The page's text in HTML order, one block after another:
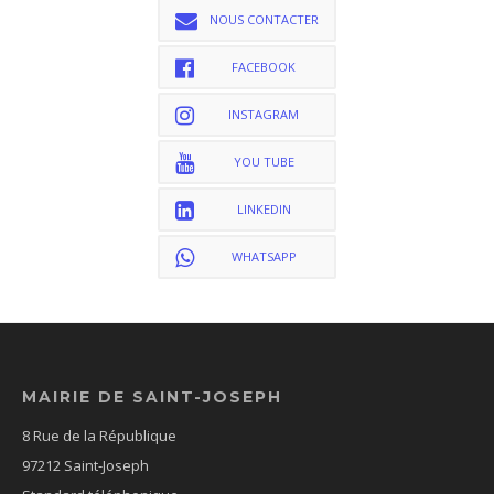
NOUS CONTACTER
FACEBOOK
INSTAGRAM
YOU TUBE
LINKEDIN
WHATSAPP
MAIRIE DE SAINT-JOSEPH
8 Rue de la République
97212 Saint-Joseph